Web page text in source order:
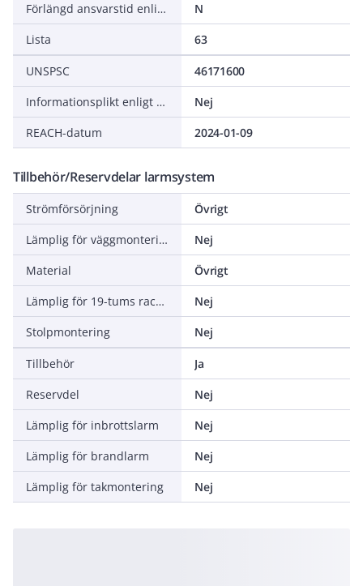
Förlängd ansvarstid enligt ALEM-09
N
Lista
63
UNSPSC
46171600
Informationsplikt enligt REACH
Nej
REACH-datum
2024-01-09
Tillbehör/Reservdelar larmsystem
Strömförsörjning
Övrigt
Lämplig för väggmontering
Nej
Material
Övrigt
Lämplig för 19-tums rackmontage
Nej
Stolpmontering
Nej
Tillbehör
Ja
Reservdel
Nej
Lämplig för inbrottslarm
Nej
Lämplig för brandlarm
Nej
Lämplig för takmontering
Nej